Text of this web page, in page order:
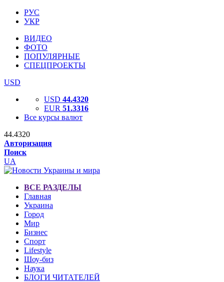
РУС
УКР
ВИДЕО
ФОТО
ПОПУЛЯРНЫЕ
СПЕЦПРОЕКТЫ
USD
USD 44.4320
EUR 51.3316
Все курсы валют
44.4320
Авторизация
Поиск
UA
ВСЕ РАЗДЕЛЫ
Главная
Украина
Город
Мир
Бизнес
Спорт
Lifestyle
Шоу-биз
Наука
БЛОГИ ЧИТАТЕЛЕЙ